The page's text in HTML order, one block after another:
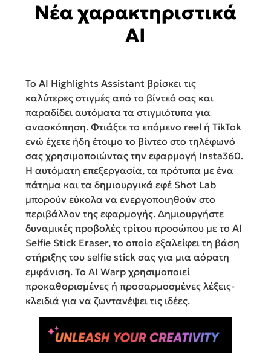
Νέα χαρακτηριστικά
AI
Το AI Highlights Assistant βρίσκει τις
καλύτερες στιγμές από το βίντεό σας και
παραδίδει αυτόματα τα στιγμιότυπα για
ανασκόπηση. Φτιάξτε το επόμενο reel ή TikTok
ενώ έχετε ήδη έτοιμο το βίντεο στο τηλέφωνό
σας χρησιμοποιώντας την εφαρμογή Insta360.
Η αυτόματη επεξεργασία, τα πρότυπα με ένα
πάτημα και τα δημιουργικά εφέ Shot Lab
μπορούν εύκολα να ενεργοποιηθούν στο
περιβάλλον της εφαρμογής. Δημιουργήστε
δυναμικές προβολές τρίτου προσώπου με το AI
Selfie Stick Eraser, το οποίο εξαλείφει τη βάση
στήριξης του selfie stick σας για μια αόρατη
εμφάνιση. Το AI Warp χρησιμοποιεί
προκαθορισμένες ή προσαρμοσμένες λέξεις-
κλειδιά για να ζωντανέψει τις ιδέες.